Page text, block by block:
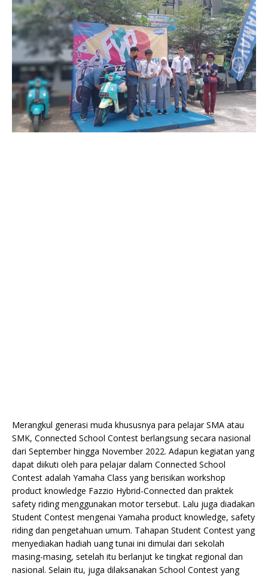
Merangkul generasi muda khususnya para pelajar SMA atau
SMK, Connected School Contest berlangsung secara nasional
dari September hingga November 2022. Adapun kegiatan yang
dapat diikuti oleh para pelajar dalam Connected School
Contest adalah Yamaha Class yang berisikan workshop
product knowledge Fazzio Hybrid-Connected dan praktek
safety riding menggunakan motor tersebut. Lalu juga diadakan
Student Contest mengenai Yamaha product knowledge, safety
riding dan pengetahuan umum. Tahapan Student Contest yang
menyediakan hadiah uang tunai ini dimulai dari sekolah
masing-masing, setelah itu berlanjut ke tingkat regional dan
nasional. Selain itu, juga dilaksanakan School Contest yang